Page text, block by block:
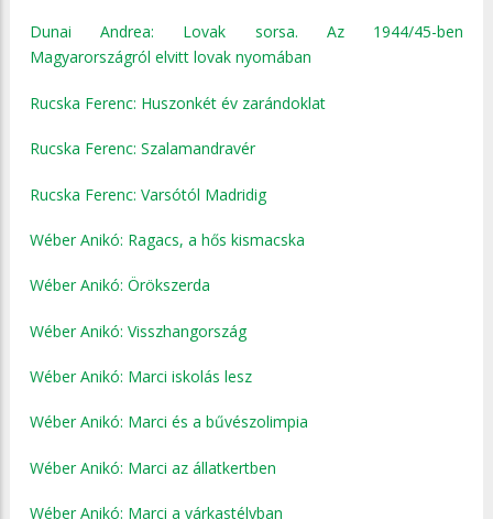
Dunai Andrea: Lovak sorsa. Az 1944/45-ben
Magyarországról elvitt lovak nyomában
Rucska Ferenc: Huszonkét év zarándoklat
Rucska Ferenc: Szalamandravér
Rucska Ferenc: Varsótól Madridig
Wéber Anikó: Ragacs, a hős kismacska
Wéber Anikó: Örökszerda
Wéber Anikó: Visszhangország
Wéber Anikó: Marci iskolás lesz
Wéber Anikó: Marci és a bűvészolimpia
Wéber Anikó: Marci az állatkertben
Wéber Anikó: Marci a várkastélyban